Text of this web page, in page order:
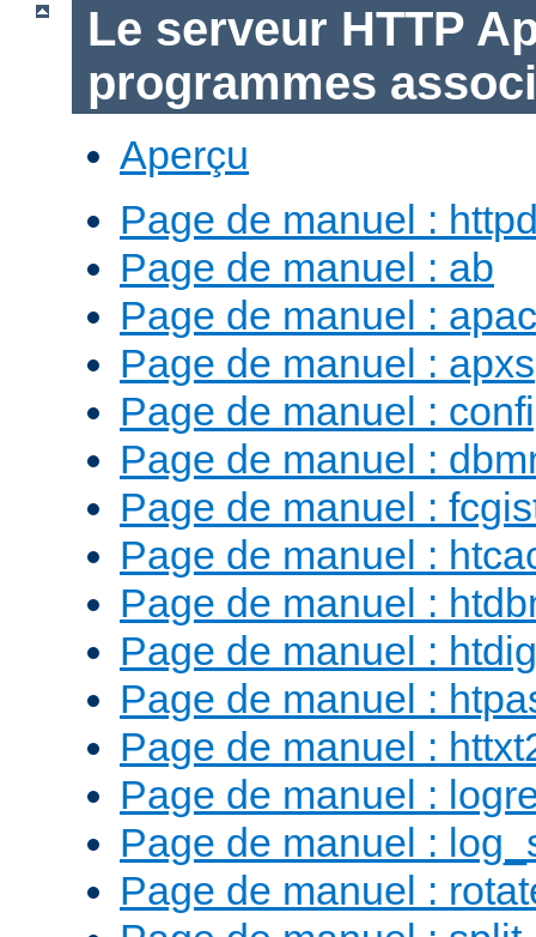
Le serveur HTTP
programmes
Aperçu
Page de manuel :
Page de manuel : ab
Page de manuel :
Page de manuel : apxs
Page de manuel :
Page de manuel :
Page de manuel :
Page de manuel :
Page de manuel :
Page de manuel :
Page de manuel :
Page de manuel :
Page de manuel :
Page de manuel :
Page de manuel :